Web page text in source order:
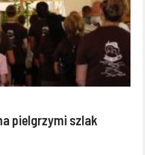
pielgrzymi szlak